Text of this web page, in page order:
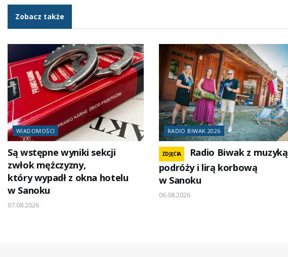
Zobacz także
WIADOMOŚCI
Są wstępne wyniki sekcji
zwłok mężczyzny,
który wypadł z okna hotelu
w Sanoku
07.08.2026
RADIO BIWAK 2026
ZDJĘCIA
Radio Biwak z muzyką
podróży i lirą korbową
w Sanoku
06.08.2026